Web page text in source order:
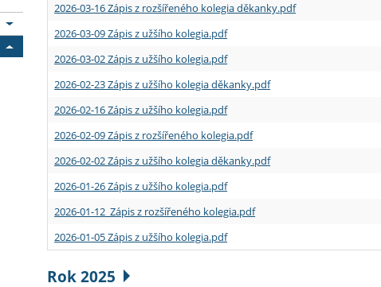
2026-03-16 Zápis z rozšířeného kolegia děkanky.pdf
2026-03-09 Zápis z užšího kolegia.pdf
2026-03-02 Zápis z užšího kolegia.pdf
2026-02-23 Zápis z užšího kolegia děkanky.pdf
2026-02-16 Zápis z užšího kolegia.pdf
2026-02-09 Zápis z rozšířeného kolegia.pdf
2026-02-02 Zápis z užšího kolegia děkanky.pdf
2026-01-26 Zápis z užšího kolegia.pdf
2026-01-12 Zápis z rozšířeného kolegia.pdf
2026-01-05 Zápis z užšího kolegia.pdf
Rok 2025